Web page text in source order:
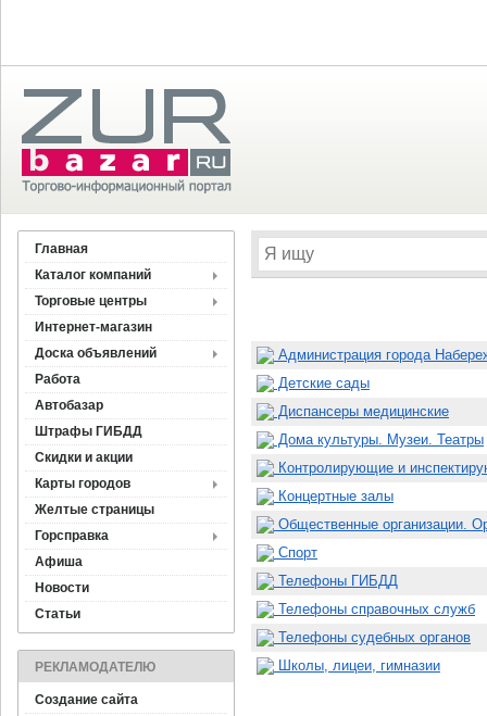
Главная
Каталог компаний
Торговые центры
Интернет-магазин
Доска объявлений
Работа
Автобазар
Штрафы ГИБДД
Скидки и акции
Карты городов
Желтые страницы
Горсправка
Афиша
Новости
Статьи
РЕКЛАМОДАТЕЛЮ
Создание сайта
Администрация города
Детские сады
Диспансеры медицинские
Дома культуры. Музеи. Театры
Контролирующие и
Концертные залы
Общественные организации.
Спорт
Телефоны ГИБДД
Телефоны справочных служб
Телефоны судебных органов
Школы, лицеи, гимназии